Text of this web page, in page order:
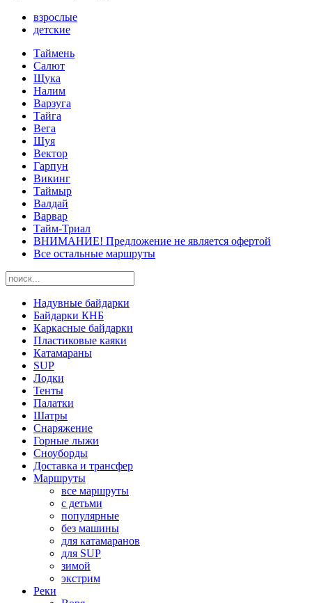
взрослые
детские
Таймень
Салют
Щука
Налим
Варзуга
Тайга
Вега
Шуя
Вектор
Гарпун
Викинг
Таймыр
Валдай
Варвар
Тайм-Триал
ВНИМАНИЕ! Предложение не является офертой
Все остальные маршруты
Надувные байдарки
Байдарки КНБ
Каркасные байдарки
Пластиковые каяки
Катамараны
SUP
Лодки
Тенты
Палатки
Шатры
Снаряжение
Горные лыжи
Сноуборды
Доставка и трансфер
Маршруты
все маршруты
с детьми
популярные
без машины
для катамаранов
для SUP
зимой
экстрим
Реки